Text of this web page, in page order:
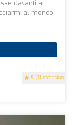
5 (11 recensioni)
davanti ai
al mondo